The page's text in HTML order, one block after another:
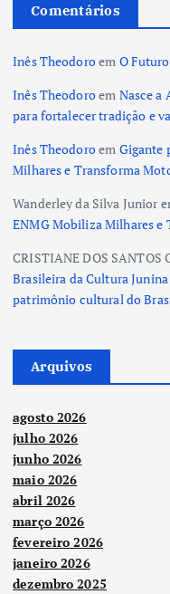
Comentários
Inês Theodoroem O
Inês Theodoroem Nasce a
para fortalecer tradição e
Inês Theodoroem Gigante
Milhares e Transforma
Wanderley da Silva Junior
ENMG Mobiliza Milhares e
CRISTIANE DOS SANTOS
Brasileira da Cultura
patrimônio cultural do
Arquivos
agosto 2026
julho 2026
junho 2026
maio 2026
abril 2026
março 2026
fevereiro 2026
janeiro 2026
dezembro 2025